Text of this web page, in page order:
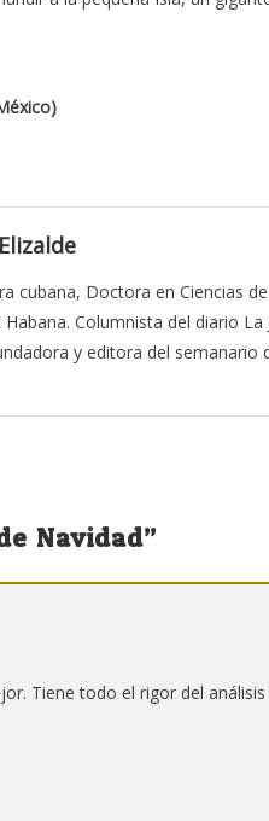
cubana, Doctora en Ciencias
Habana. Columnista del diario
y editora del semanario
Navidad”
Tiene todo el rigor del